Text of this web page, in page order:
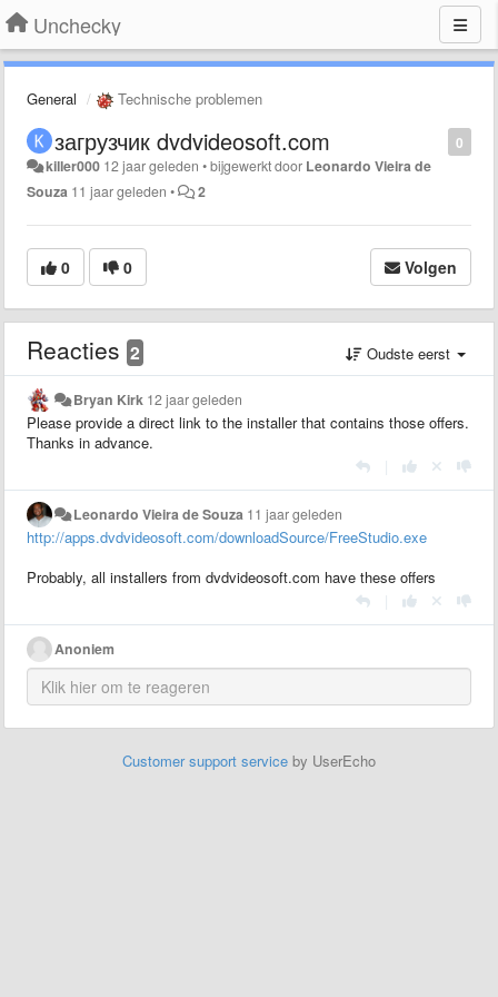
Unchecky
General Technische problemen
0
загрузчик dvdvideosoft.com
killer000 12 jaar geleden •bijgewerkt door Leonardo Vieira de
Souza 11 jaar geleden • 2
0 0 Volgen
Reacties 2 Oudste eerst
Bryan Kirk 12 jaar geleden
Please provide a direct link to the installer that contains those offers.
Thanks in advance.
Leonardo Vieira de Souza 11 jaar geleden
http://apps.dvdvideosoft.com/downloadSource/FreeStudio.exe
Probably, all installers from dvdvideosoft.com have these offers
Anoniem
Customer support service by UserEcho